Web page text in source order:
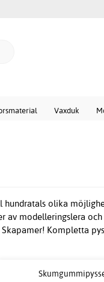
Vaxduk
olika
modelleringslera
Kompletta